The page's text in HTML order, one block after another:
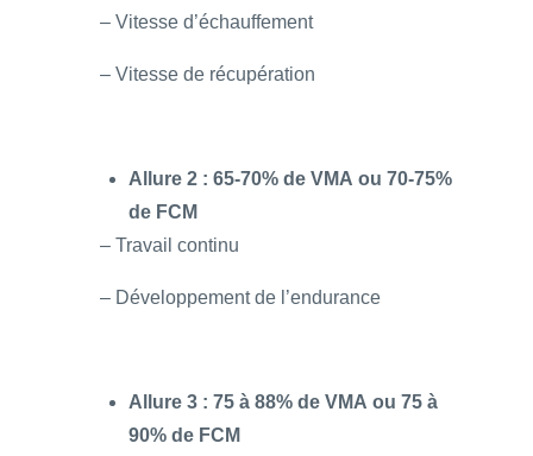
– Vitesse d’échauffement
– Vitesse de récupération
Allure 2 : 65-70% de VMA ou 70-75%
de FCM
– Travail continu
– Développement de l’endurance
Allure 3 : 75 à 88% de VMA ou 75 à
90% de FCM